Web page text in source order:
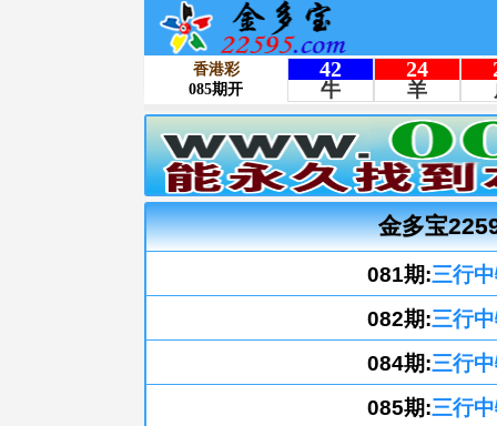
金多宝
081期:三行
082期:三行
084期:三行
085期:三行